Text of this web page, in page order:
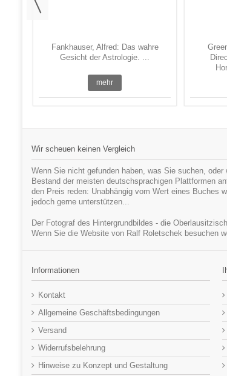
Fankhauser, Alfred: Das wahre
Gesicht der Astrologie. ...
mehr
Wir scheuen keinen Vergleich
Wenn Sie nicht gefunden haben, was Sie suchen,
Bestand der meisten deutschsprachigen Plattformen
den Preis reden: Unabhängig vom Wert eines Buches
jedoch gerne unterstützen...
Der Fotograf des Hintergrundbildes - die
Wenn Sie die Website von Ralf Roletschek besuchen
Informationen
Kontakt
Allgemeine Geschäftsbedingungen
Versand
Widerrufsbelehrung
Hinweise zu Konzept und Gestaltung